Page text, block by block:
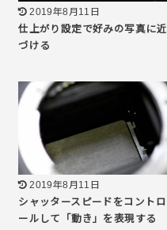
2019年8月11日
仕上がり設定で好みの写真に近
づける
2019年8月11日
シャッタースピードをコントロ
ールして「動き」を表現する